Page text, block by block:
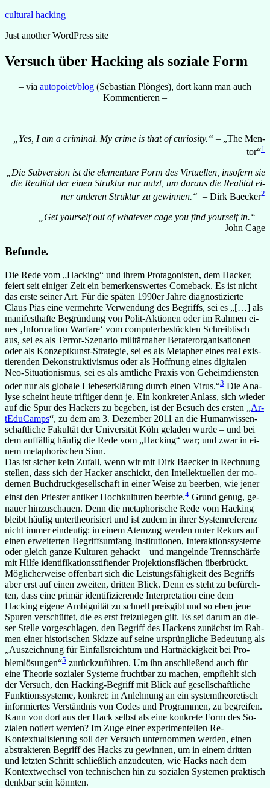
Zum
springen
cultural hacking
Just another WordPress site
Versuch über Hacking als soziale Form
– via autopoiet/blog (Sebastian Plönges), dort kann man auch
Kommentieren –
„Yes, I am a cri­mi­nal. My crime is that of cu­rio­sity.“ – „The Men­
tor“1
„Die Sub­ver­sion ist die ele­men­tare Form des Vir­tu­el­len, in­so­fern sie
die Rea­li­tät der ei­nen Struk­tur nur nutzt, um dar­aus die Rea­li­tät ei­
ner an­de­ren Struk­tur zu ge­win­nen.“ – Dirk Ba­ecker2
„Get your­self out of wha­te­ver cage you find your­self in.“ –
John Cage
Be­funde.
Die Rede vom „Hacking“ und ih­rem Prot­ago­nis­ten, dem Ha­cker,
fei­ert seit ei­ni­ger Zeit ein be­mer­kens­wer­tes Comeback. Es ist nicht
das erste sei­ner Art. Für die spä­ten 1990er Jahre dia­gnos­ti­zierte
Claus Pias eine ver­mehrte Ver­wen­dung des Be­griffs, sei es „[…] als
ma­ni­fest­hafte Be­grün­dung von Polit-Aktionen oder im Rah­men ei­
nes ‚In­for­ma­tion War­fare‘ vom com­pu­ter­be­stück­ten Schreib­tisch
aus, sei es als Terror-Szenario mi­li­tär­na­her Be­ra­ter­or­ga­ni­sa­tio­nen
oder als Konzeptkunst-Strategie, sei es als Me­ta­pher ei­nes real exis­
tie­ren­den De­kon­struk­ti­vis­mus oder als Hoff­nung ei­nes di­gi­ta­len
Neo-Situationismus, sei es als amt­li­che Pra­xis von Ge­heim­diens­ten
oder nur als glo­bale Lie­bes­er­klä­rung durch ei­nen Vi­rus.“3 Die Ana­
lyse scheint heute trif­ti­ger denn je. Ein kon­kre­ter An­lass, sich wie­der
auf die Spur des Ha­ckers zu be­ge­ben, ist der Be­such des ers­ten „Ar­
tE­du­Camps“, zu dem am 3. De­zem­ber 2011 an die Hu­man­wis­sen­
schaft­li­che Fa­kul­tät der Uni­ver­si­tät Köln ge­la­den wurde – und bei
dem auf­fäl­lig häu­fig die Rede vom „Hacking“ war; und zwar in ei­
nem me­ta­pho­ri­schen Sinn.
Das ist si­cher kein Zu­fall, wenn wir mit Dirk Ba­ecker in Rech­nung
stel­len, dass sich der Ha­cker an­schickt, den In­tel­lek­tu­el­len der mo­
der­nen Buch­druck­ge­sell­schaft in ei­ner Weise zu be­er­ben, wie je­ner
einst den Pries­ter an­ti­ker Hoch­kul­tu­ren be­erbte.4 Grund ge­nug, ge­
nauer hinzuschauen. Denn die me­ta­pho­ri­sche Rede vom Hacking
bleibt häu­fig un­ter­theo­ri­siert und ist zu­dem in ih­rer Sys­tem­re­fe­renz
nicht im­mer ein­deu­tig: in ei­nem Atem­zug wer­den un­ter Re­kurs auf
ei­nen er­wei­ter­ten Be­griffs­um­fang In­sti­tu­tio­nen, In­ter­ak­ti­ons­sys­teme
oder gleich ganze Kul­tu­ren ge­hackt – und man­gelnde Trenn­schärfe
mit Hilfe iden­ti­fi­ka­ti­ons­stif­ten­der Pro­jek­ti­ons­flä­chen über­brückt.
Mög­li­cher­weise of­fen­bart sich die Leis­tungs­fä­hig­keit des Be­griffs
aber erst auf ei­nen zwei­ten, drit­ten Blick. Denn es steht zu be­fürch­
ten, dass eine pri­mär iden­ti­fi­zie­rende In­ter­pre­ta­tion eine dem
Hacking ei­gene Am­bi­gui­tät zu schnell preis­gibt und so eben jene
Spu­ren ver­schüt­tet, die es erst frei­zu­le­gen gilt. Es sei darum an die­
ser Stelle vor­ge­schla­gen, den Be­griff des Ha­ckens zu­nächst im Rah­
men ei­ner his­to­ri­schen Skizze auf seine ur­sprüng­li­che Be­deu­tung als
„Aus­zeich­nung für Ein­falls­reich­tum und Hart­nä­ckig­keit bei Pro­
blem­lö­sun­gen“5 zu­rück­zu­füh­ren. Um ihn an­schlie­ßend auch für
eine Theo­rie so­zia­ler Sys­teme frucht­bar zu ma­chen, emp­fiehlt sich
der Ver­such, den Hacking-Begriff mit Blick auf ge­sell­schaft­li­che
Funk­ti­ons­sys­teme, kon­kret: in An­leh­nung an ein sys­tem­theo­re­tisch
in­for­mier­tes Ver­ständ­nis von Codes und Pro­gram­men, zu be­grei­fen.
Kann von dort aus der Hack selbst als eine kon­krete Form des So­
zia­len no­tiert wer­den? Im Zuge ei­ner ex­pe­ri­men­tel­len Re-
Kontextualisierung soll der Ver­such un­ter­nom­men wer­den, ei­nen
abs­trak­te­ren Be­griff des Hacks zu gewinnen, um in ei­nem drit­ten
und letz­ten Schritt schließ­lich an­zu­deu­ten, wie Hacks nach dem
Kon­text­wech­sel von tech­ni­schen hin zu so­zia­len Sys­te­men prak­tisch
denk­bar sein könnten.